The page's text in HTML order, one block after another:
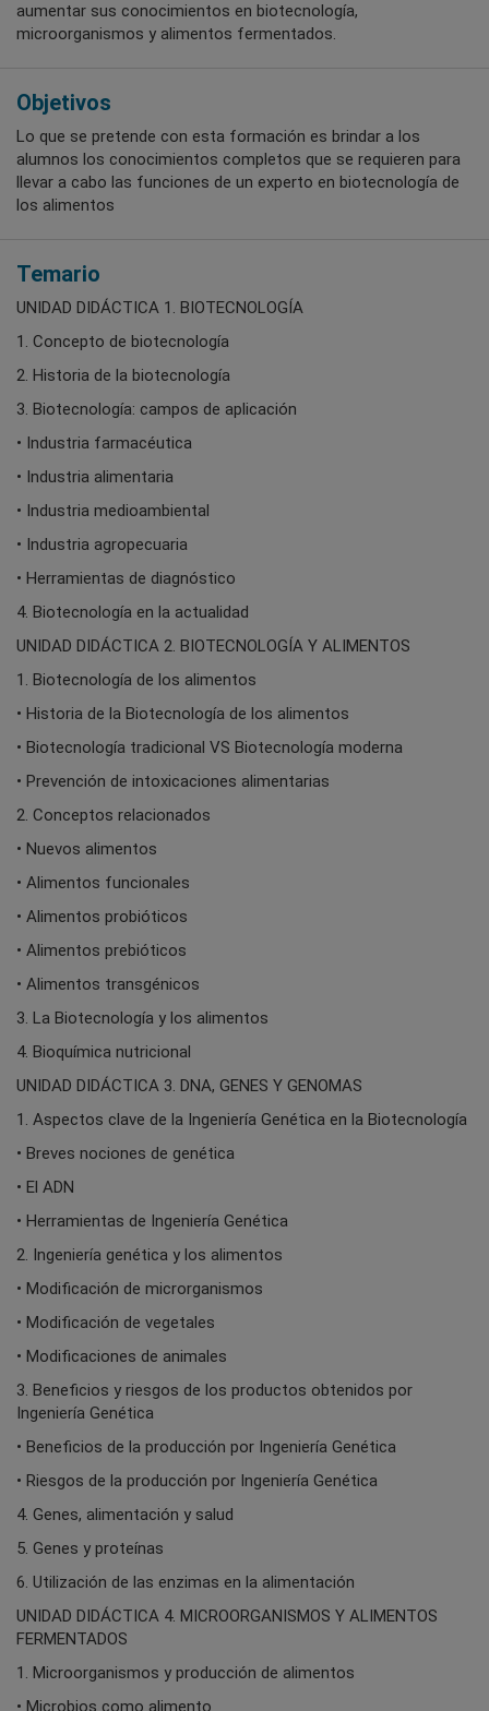
aumentar sus conocimientos en biotecnología,
microorganismos y alimentos fermentados.
Objetivos
Lo que se pretende con esta formación es brindar a los
alumnos los conocimientos completos que se requieren para
llevar a cabo las funciones de un experto en biotecnología de
los alimentos
Temario
UNIDAD DIDÁCTICA 1. BIOTECNOLOGÍA
1. Concepto de biotecnología
2. Historia de la biotecnología
3. Biotecnología: campos de aplicación
• Industria farmacéutica
• Industria alimentaria
• Industria medioambiental
• Industria agropecuaria
• Herramientas de diagnóstico
4. Biotecnología en la actualidad
UNIDAD DIDÁCTICA 2. BIOTECNOLOGÍA Y ALIMENTOS
1. Biotecnología de los alimentos
• Historia de la Biotecnología de los alimentos
• Biotecnología tradicional VS Biotecnología moderna
• Prevención de intoxicaciones alimentarias
2. Conceptos relacionados
• Nuevos alimentos
• Alimentos funcionales
• Alimentos probióticos
• Alimentos prebióticos
• Alimentos transgénicos
3. La Biotecnología y los alimentos
4. Bioquímica nutricional
UNIDAD DIDÁCTICA 3. DNA, GENES Y GENOMAS
1. Aspectos clave de la Ingeniería Genética en la Biotecnología
• Breves nociones de genética
• El ADN
• Herramientas de Ingeniería Genética
2. Ingeniería genética y los alimentos
• Modificación de microrganismos
• Modificación de vegetales
• Modificaciones de animales
3. Beneficios y riesgos de los productos obtenidos por
Ingeniería Genética
• Beneficios de la producción por Ingeniería Genética
• Riesgos de la producción por Ingeniería Genética
4. Genes, alimentación y salud
5. Genes y proteínas
6. Utilización de las enzimas en la alimentación
UNIDAD DIDÁCTICA 4. MICROORGANISMOS Y ALIMENTOS
FERMENTADOS
1. Microorganismos y producción de alimentos